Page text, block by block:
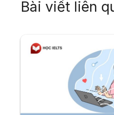
Bài viết liên